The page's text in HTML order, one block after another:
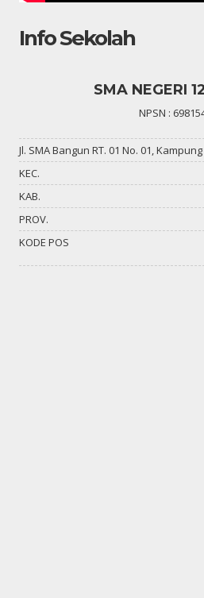
Info Sekolah
SMA NEGERI
NPSN :
Jl. SMA Bangun RT. 01 No. 01,
KEC.
KAB.
PROV.
KODE POS